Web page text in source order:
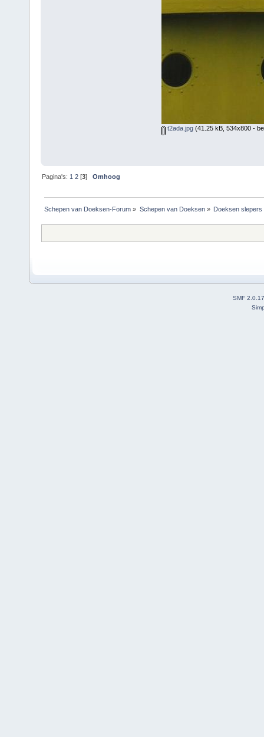
t2ada.jpg(41.25 kB, 534x800 -
Pagina's: 1 2 [3]Omhoog
Schepen van Doeksen-Forum » Schepen van Doeksen» Doeksen slepers
SMF 2.0.17